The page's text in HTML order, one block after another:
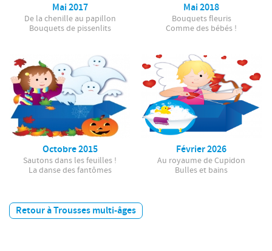
Mai 2017
De la chenille au papillon
Bouquets de pissenlits
Mai 2018
Bouquets fleuris
Comme des bébés !
Octobre 2015
Sautons dans les feuilles !
La danse des fantômes
Février 2026
Au royaume de Cupidon
Bulles et bains
Retour à Trousses multi-âges